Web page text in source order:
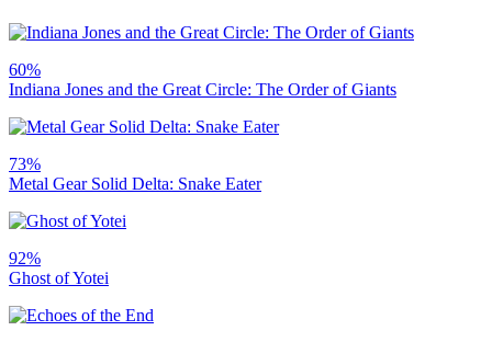
60%
Indiana Jones and the Great Circle: The Order of Giants
73%
Metal Gear Solid Delta: Snake Eater
92%
Ghost of Yotei